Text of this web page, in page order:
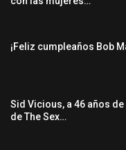
¡Feliz cumpleaños Bob
Sid Vicious, a 46 años
de The Sex…